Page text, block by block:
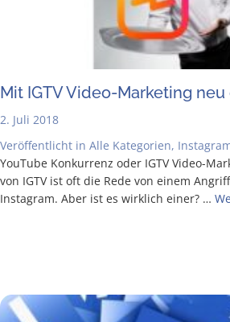
Mit IGTV Video-Mar­ke­ting
2. Juli 2018
Veröffentlicht in Alle Kategorien,
You­Tube Kon­kur­renz oder IGTV Video-
von IGTV ist oft die Rede von einem
Insta­gram. Aber ist es wirk­lich einer? …